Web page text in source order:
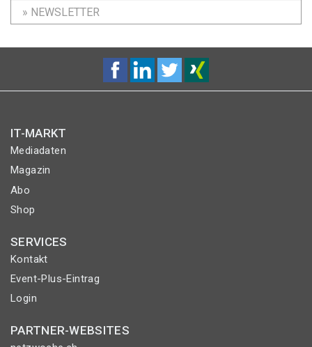
» NEWSLETTER
IT-MARKT
Mediadaten
Magazin
Abo
Shop
SERVICES
Kontakt
Event-Plus-Eintrag
Login
PARTNER-WEBSITES